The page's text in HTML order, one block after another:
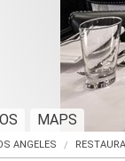
MAPS
ANGELES